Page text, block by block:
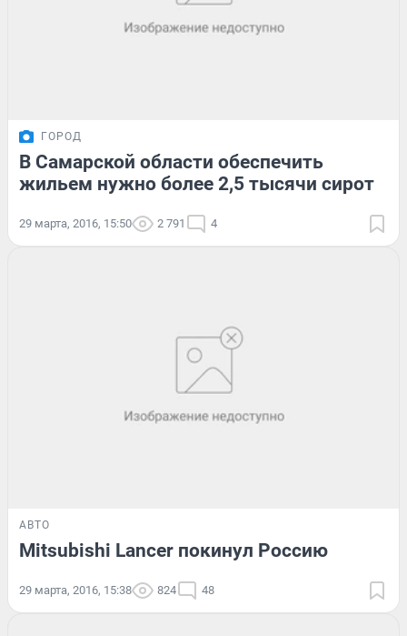
ГОРОД
В Самарской области обеспечить
жильем нужно более 2,5 тысячи сирот
29 марта, 2016, 15:50 2 791 4
АВТО
Mitsubishi Lancer покинул Россию
29 марта, 2016, 15:38 824 48